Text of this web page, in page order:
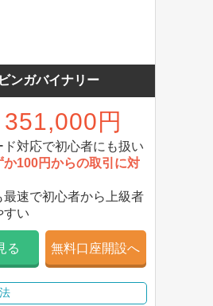
ンガバイナリー
351,000円
ド対応で初心者にも扱い
か100円からの取引に対
最速で初心者から上級者
すい
る 無料口座開設へ